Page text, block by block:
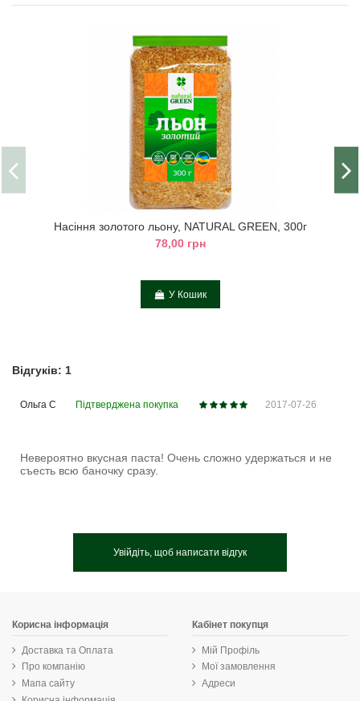
Насіння золотого льону, NATURAL GREEN, 300г
78,00 грн
У Кошик
Відгуків: 1
Ольга С Підтверджена покупка 2017-07-26
Невероятно вкусная паста! Очень сложно удержаться и не
съесть всю баночку сразу.
Увійдіть, щоб написати відгук
Корисна інформація
Доставка та Оплата
Про компанію
Мапа сайту
Кабінет покупця
Мій Профіль
Мої замовлення
Адреси